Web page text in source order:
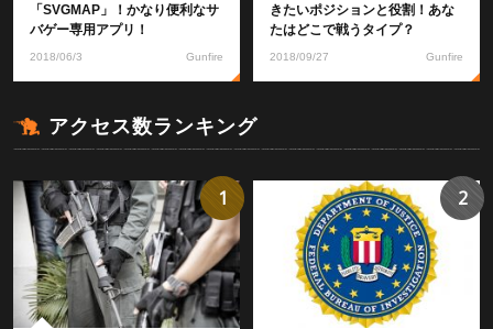
「SVGMAP」！かなり便利なサ
バゲー専用アプリ！
2018/06/3 Gunfire
きたいポジションと役割！あな
たはどこで戦うタイプ？
2018/09/27 Gunfire
アクセス数ランキング
1 2